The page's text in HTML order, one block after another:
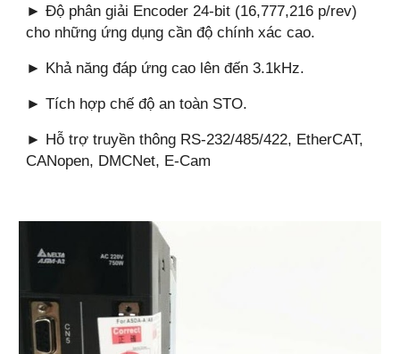
► Độ phân giải Encoder 24-bit (16,777,216 p/rev)
cho những ứng dụng cần độ chính xác cao.
► Khả năng đáp ứng cao lên đến 3.1kHz.
► Tích hợp chế độ an toàn STO.
► Hỗ trợ truyền thông RS-232/485/422, EtherCAT,
CANopen, DMCNet, E-Cam